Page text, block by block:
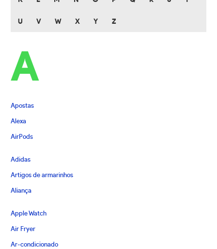
U V W X Y Z
A
Apostas
Alexa
AirPods
Adidas
Artigos de armarinhos
Aliança
Apple Watch
Air Fryer
Ar-condicionado